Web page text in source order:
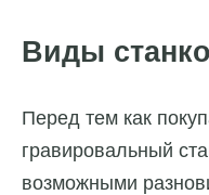
Виды
Перед тем как
гравировальный
возможными